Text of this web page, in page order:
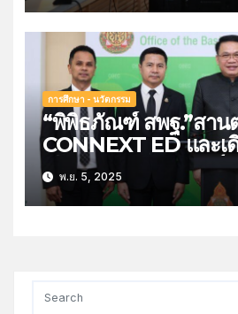
การศึกษา - นวัตกรรม
“พิพิธภัณฑ์ สพฐ.”สาน
CONNEXT ED และเ
เรียนรู้ “ประวัติศาสตร์
พลเมือง”
พ.ย. 5, 2025